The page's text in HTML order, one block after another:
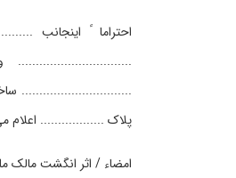
احتراما ً اینجانب
...............................
پلاک .................. اعلام
امضاء / اثر انگشت مالک